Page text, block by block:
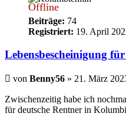
Offline
Beiträge: 74
Registriert: 19. April
Lebensbescheinigung
Beitrag
von Benny56 » 21. März
Zwischenzeitig habe ich
für deutsche Rentner in